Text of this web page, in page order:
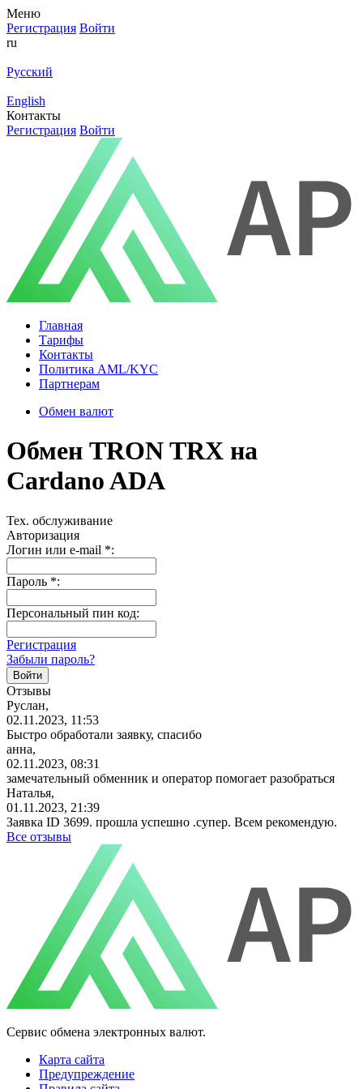
Меню
Регистрация Войти
ru
Русский
English
Контакты
Регистрация Войти
Главная
Тарифы
Контакты
Политика AML/KYC
Партнерам
Обмен валют
Обмен TRON TRX на
Cardano ADA
Тех. обслуживание
Авторизация
Логин или e-mail *:
Пароль *:
Персональный пин код:
Регистрация
Забыли пароль?
Отзывы
Руслан,
02.11.2023, 11:53
Быстро обработали заявку, спасибо
анна,
02.11.2023, 08:31
замечательный обменник и оператор помогает разобраться
Наталья,
01.11.2023, 21:39
Заявка ID 3699. прошла успешно .супер. Всем рекомендую.
Все отзывы
Сервис обмена электронных валют.
Карта сайта
Предупреждение